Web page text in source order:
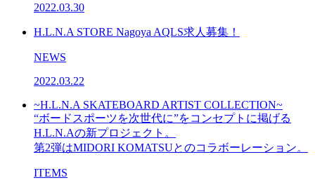
2022.03.30
H.L.N.A STORE Nagoya AQLS求人募集！
NEWS
2022.03.22
~H.L.N.A SKATEBOARD ARTIST COLLECTION~
“ボードスポーツを次世代に”をコンセプトに掲げる
H.L.N.Aの新プロジェクト。
第2弾はMIDORI KOMATSUとのコラボーレーション。
ITEMS